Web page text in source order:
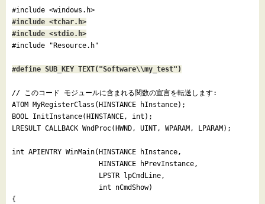
#include <windows.h>
#include <tchar.h>
#include <stdio.h>
#define SUB_KEY TEXT("Software\\my_test")
// このコード モジュールに含まれる関数の宣言を転送します:
ATOM MyRegisterClass(HINSTANCE hInstance);
BOOL InitInstance(HINSTANCE, int);
LRESULT CALLBACK WndProc(HWND, UINT, WPARAM, LPARAM);
int APIENTRY WinMain(HINSTANCE hInstance,
                     HINSTANCE hPrevInstance,
                     LPSTR lpCmdLine,
                     int nCmdShow)
{